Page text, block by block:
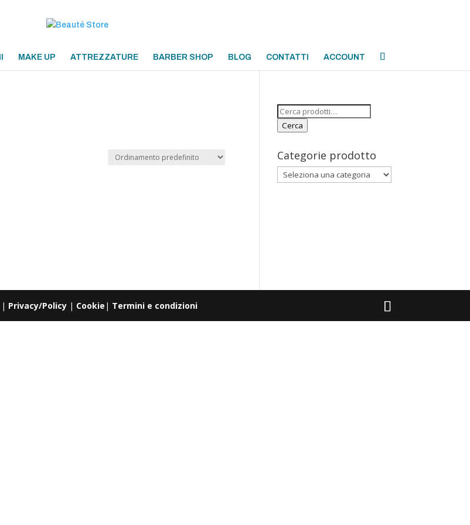
MAKE UP ATTREZZATURE BARBER SHOP BLOG CONTATTI ACCOUNT
Cerca:
Cerca
Categorie prodotto
| Privacy/Policy | Cookie | Termini e condizioni